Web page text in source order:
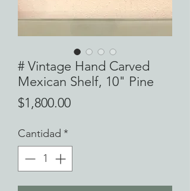
# Vintage Hand Carved
Mexican Shelf, 10" Pine
$1,800.00Precio
Cantidad *